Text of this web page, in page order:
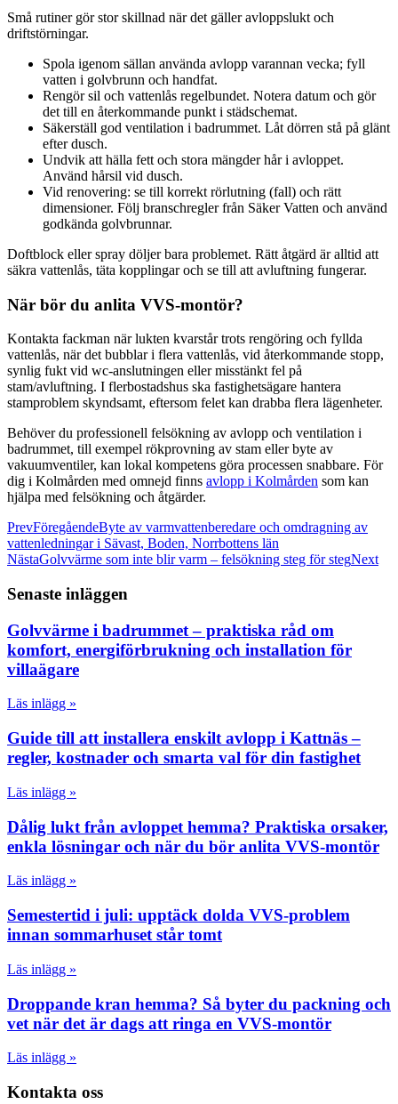
Små rutiner gör stor skillnad när det gäller avloppslukt och
driftstörningar.
Spola igenom sällan använda avlopp varannan vecka; fyll
vatten i golvbrunn och handfat.
Rengör sil och vattenlås regelbundet. Notera datum och gör
det till en återkommande punkt i städschemat.
Säkerställ god ventilation i badrummet. Låt dörren stå på glänt
efter dusch.
Undvik att hälla fett och stora mängder hår i avloppet.
Använd hårsil vid dusch.
Vid renovering: se till korrekt rörlutning (fall) och rätt
dimensioner. Följ branschregler från Säker Vatten och använd
godkända golvbrunnar.
Doftblock eller spray döljer bara problemet. Rätt åtgärd är alltid att
säkra vattenlås, täta kopplingar och se till att avluftning fungerar.
När bör du anlita VVS-montör?
Kontakta fackman när lukten kvarstår trots rengöring och fyllda
vattenlås, när det bubblar i flera vattenlås, vid återkommande stopp,
synlig fukt vid wc-anslutningen eller misstänkt fel på
stam/avluftning. I flerbostadshus ska fastighetsägare hantera
stamproblem skyndsamt, eftersom felet kan drabba flera lägenheter.
Behöver du professionell felsökning av avlopp och ventilation i
badrummet, till exempel rökprovning av stam eller byte av
vakuumventiler, kan lokal kompetens göra processen snabbare. För
dig i Kolmården med omnejd finns avlopp i Kolmården som kan
hjälpa med felsökning och åtgärder.
PrevFöregåendeByte av varmvattenberedare och omdragning av
vattenledningar i Sävast, Boden, Norrbottens län
NästaGolvvärme som inte blir varm – felsökning steg för stegNext
Senaste inläggen
Golvvärme i badrummet – praktiska råd om
komfort, energiförbrukning och installation för
villaägare
Läs inlägg »
Guide till att installera enskilt avlopp i Kattnäs –
regler, kostnader och smarta val för din fastighet
Läs inlägg »
Dålig lukt från avloppet hemma? Praktiska orsaker,
enkla lösningar och när du bör anlita VVS-montör
Läs inlägg »
Semestertid i juli: upptäck dolda VVS-problem
innan sommarhuset står tomt
Läs inlägg »
Droppande kran hemma? Så byter du packning och
vet när det är dags att ringa en VVS-montör
Läs inlägg »
Kontakta oss